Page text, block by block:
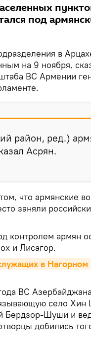
под
в
на 9 ноября,
ВС Армении
район, ред.)
Асрян.
что армянские
заняли
контролем армян
и Лисагор.
в Нагорном
ВС
село
Бердзор-Шуши и
добились